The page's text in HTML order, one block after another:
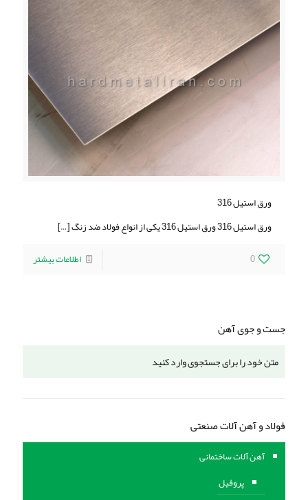
ورق استیل 316
ورق استیل 316 ورق استیل 316 یکی از انواع فولاد ضد زنگ
[…]
0
اطلاعات بیشتر
جست و جوی آهن
فولاد و آهن آلات صنعتی
آهن آلات ساختمانی
پروفیل